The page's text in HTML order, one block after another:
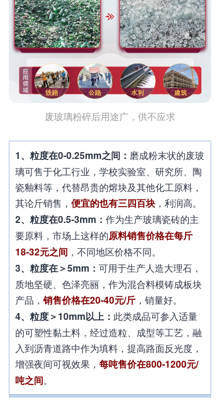
废玻璃粉碎后用途广，供不应求
1、粒度在0-0.25mm之间： 磨成粉末状的废玻
璃可售于化工行业，学校实验室、研究所、陶
瓷釉料等，代替昂贵的熔块及其他化工原料，
其论斤销售， 便宜的也有三四百块，利润高。
2、粒度在0.5-3mm： 作为生产玻璃瓷砖的主
要原料，市场上这样的原料销售价格在每斤
18-32元之间 ，不同地区价格不同。
3、粒度在＞5mm： 可用于生产人造大理石，
质地坚硬、色泽亮丽，作为混合料模铸成板块
产品，销售价格在20-40元/斤，销量好。
4、粒度＞10mm以上： 此类成品可参入适量
的可塑性黏土料，经过造粒、成型等工艺，融
入到沥青道路中作为填料，提高路面反光度，
增强夜间可视效果， 每吨售价在800-1200元/
吨之间。